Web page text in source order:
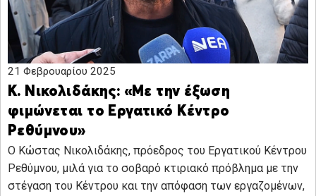
21 Φεβρουαρίου 2025
Κ. Νικολιδάκης: «Με την έξωση
φιμώνεται το Εργατικό Κέντρο
Ρεθύμνου»
Ο Κώστας Νικολιδάκης, πρόεδρος του Εργατικού Κέντρου
Ρεθύμνου, μιλά για το σοβαρό κτιριακό πρόβλημα με την
στέγαση του Κέντρου και την απόφαση των εργαζομένων,